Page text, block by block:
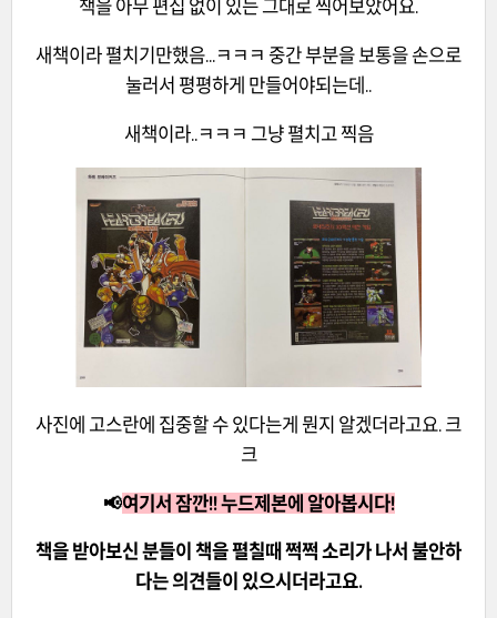
책을 아무 편집 없이 있는 그대로 찍어보았어요.
새책이라 펼치기만했음...ㅋㅋㅋ 중간 부분을 보통을 손으로
눌러서 평평하게 만들어야되는데..
새책이라..ㅋㅋㅋ 그냥 펼치고 찍음
사진에 고스란에 집중할 수 있다는게 뭔지 알겠더라고요. 크
크
📢여기서 잠깐!! 누드제본에 알아봅시다!
책을 받아보신 분들이 책을 펼칠때 쩍쩍 소리가 나서 불안하
다는 의견들이 있으시더라고요.